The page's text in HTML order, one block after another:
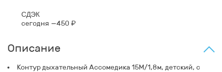
СДЭК
сегодня 450 ₽
Описание
Контур дыхательный Ассомедика 15М/1,8м, детский, с